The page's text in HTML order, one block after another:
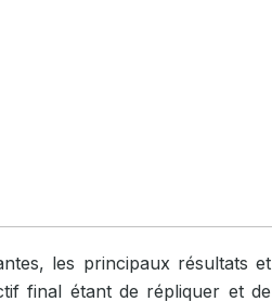
les principaux résultats et
final étant de répliquer et de